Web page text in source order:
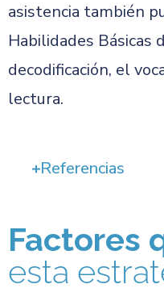
asistencia también
Habilidades Básicas
decodificación, el
lectura.
Referencias
Factores
esta